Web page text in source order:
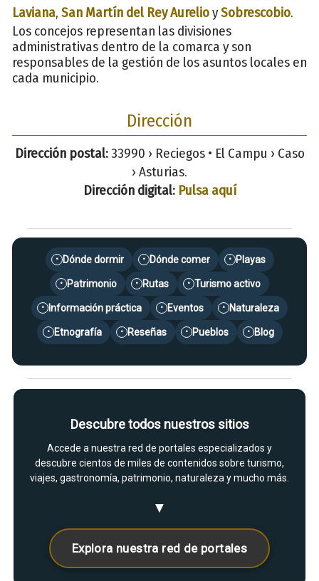
Laviana, San Martín del Rey AurelioySobrescobio.
Los concejos representan las divisiones
administrativas dentro de la comarca y son
responsables de la gestión de los asuntos locales en
cada municipio.
Dirección
Dirección postal:33990 › Reciegos • El Campu › Caso
› Asturias.
Dirección digital: Pulsa aquí
• Dónde dormir • Dónde comer • Playas
• Patrimonio • Rutas • Turismo activo
• Información práctica • Eventos • Naturaleza
• Etnografía • Reseñas • Pueblos • Blog
Descubre todos nuestros sitios
Accede a nuestra red de portales especializados y
descubre cientos de miles de contenidos sobre turismo,
viajes, gastronomía, patrimonio, naturaleza y mucho más.
▼
Explora nuestra red de portales